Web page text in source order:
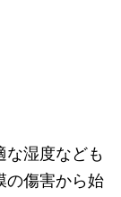
湿度なども
の傷害から始